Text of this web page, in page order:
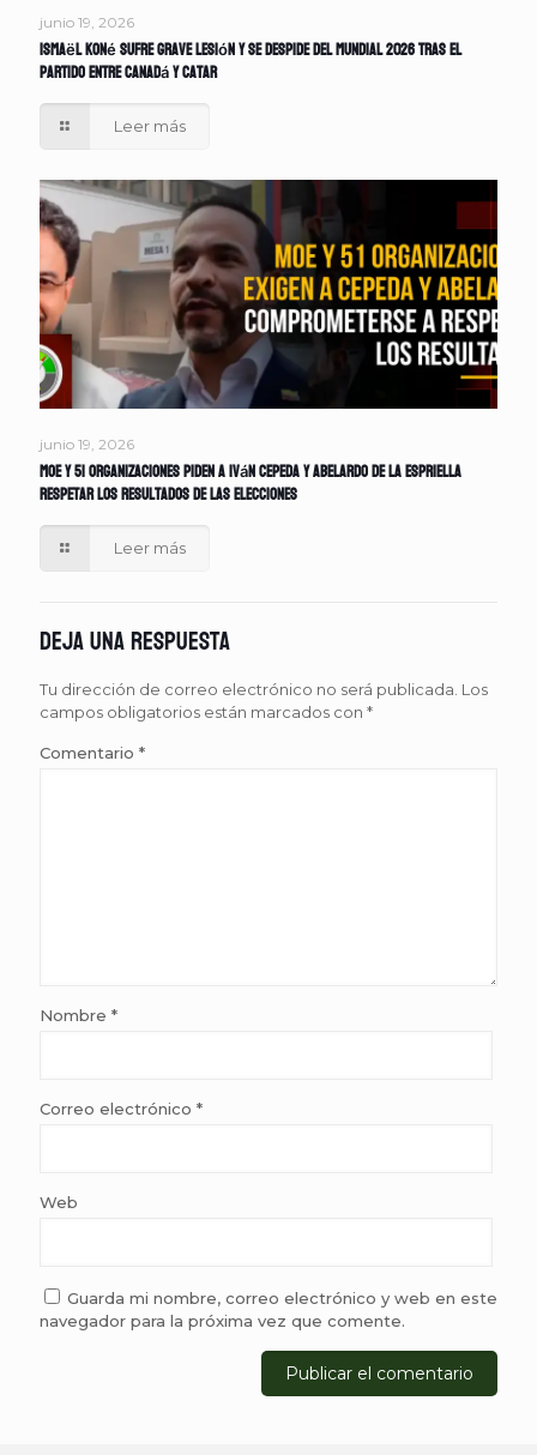
junio 19, 2026
Ismaël Koné sufre grave lesión y se despide del Mundial 2026 tras el
partido entre Canadá y Catar
Leer más
junio 19, 2026
MOE y 51 organizaciones piden a Iván Cepeda y Abelardo de la Espriella
respetar los resultados de las elecciones
Leer más
Deja una respuesta
Tu dirección de correo electrónico no será publicada. Los
campos obligatorios están marcados con *
Comentario *
Nombre *
Correo electrónico *
Web
Guarda mi nombre, correo electrónico y web en este
navegador para la próxima vez que comente.